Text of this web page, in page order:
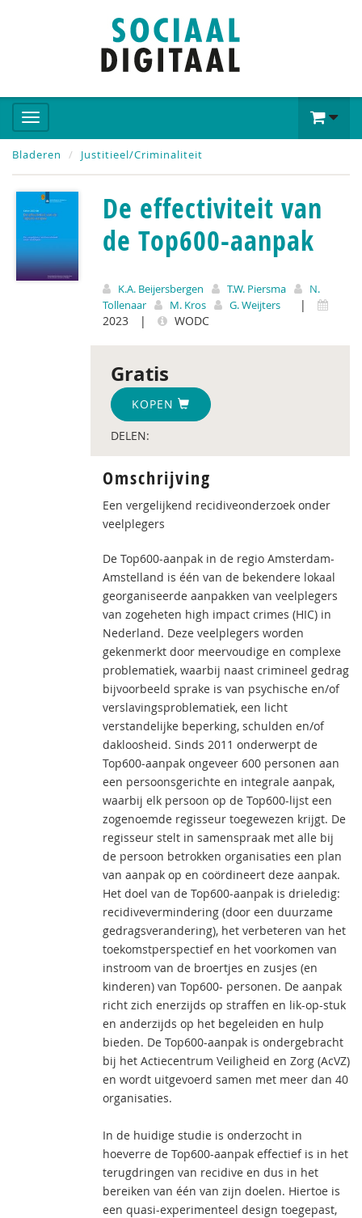
Bladeren Justitieel/Criminaliteit
De effectiviteit van
de Top600-aanpak
K.A. Beijersbergen T.W. Piersma
N.
Tollenaar
M. Kros G. Weijters
|
2023
| WODC
Gratis
KOPEN
DELEN:
Omschrijving
Een vergelijkend recidiveonderzoek onder
veelplegers
De Top600-aanpak in de regio Amsterdam-
Amstelland is één van de bekendere lokaal
georganiseerde aanpakken van veelplegers
van zogeheten high impact crimes (HIC) in
Nederland. Deze veelplegers worden
gekenmerkt door meervoudige en complexe
problematiek, waarbij naast crimineel gedrag
bijvoorbeeld sprake is van psychische en/of
verslavingsproblematiek, een licht
verstandelijke beperking, schulden en/of
dakloosheid. Sinds 2011 onderwerpt de
Top600-aanpak ongeveer 600 personen aan
een persoonsgerichte en integrale aanpak,
waarbij elk persoon op de Top600-lijst een
zogenoemde regisseur toegewezen krijgt. De
regisseur stelt in samenspraak met alle bij
de persoon betrokken organisaties een plan
van aanpak op en coördineert deze aanpak.
Het doel van de Top600-aanpak is drieledig:
recidivevermindering (door een duurzame
gedragsverandering), het verbeteren van het
toekomstperspectief en het voorkomen van
instroom van de broertjes en zusjes (en
kinderen) van Top600- personen. De aanpak
richt zich enerzijds op straffen en lik-op-stuk
en anderzijds op het begeleiden en hulp
bieden. De Top600-aanpak is ondergebracht
bij het Actiecentrum Veiligheid en Zorg (AcVZ)
en wordt uitgevoerd samen met meer dan 40
organisaties.
In de huidige studie is onderzocht in
hoeverre de Top600-aanpak effectief is in het
terugdringen van recidive en dus in het
bereiken van één van zijn doelen. Hiertoe is
een quasi-experimenteel design toegepast,